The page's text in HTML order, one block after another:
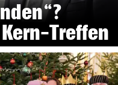
Treffen